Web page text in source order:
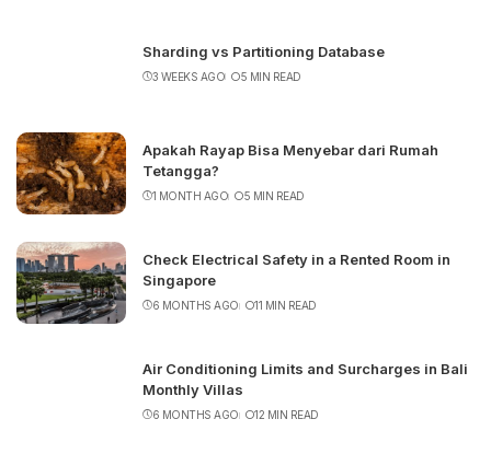
Sharding vs Partitioning Database
3 WEEKS AGO 5 MIN READ
Apakah Rayap Bisa Menyebar dari Rumah
Tetangga?
1 MONTH AGO 5 MIN READ
Check Electrical Safety in a Rented Room in
Singapore
6 MONTHS AGO 11 MIN READ
Air Conditioning Limits and Surcharges in Bali
Monthly Villas
6 MONTHS AGO 12 MIN READ